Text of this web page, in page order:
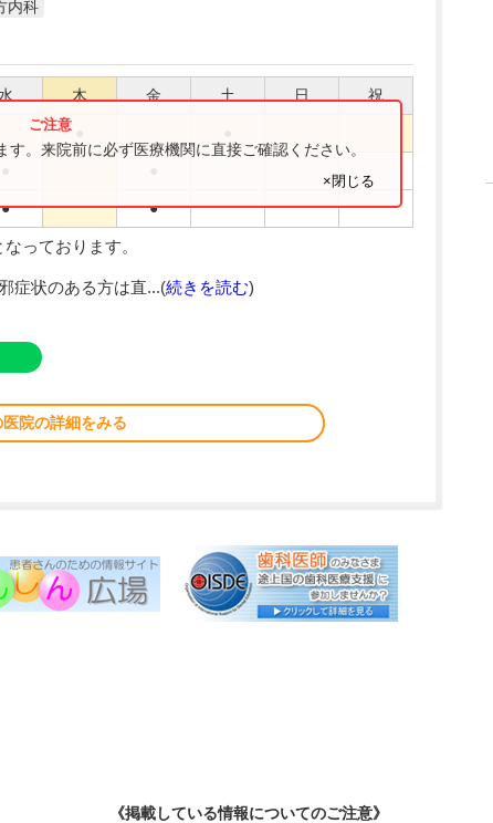
内科
木 金 土 日 祝
● ●
。来院前に必ず医療機関に直接ご確認ください。
×閉じる
っております。
症状のある方は直...(続きを読む)
医院の詳細をみる
《掲載している情報についてのご注意》